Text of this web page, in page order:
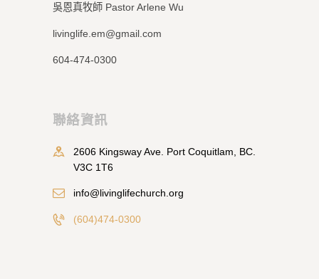
吳恩真牧師 Pastor Arlene Wu
livinglife.em@gmail.com
604-474-0300
聯絡資訊
2606 Kingsway Ave. Port Coquitlam, BC.
V3C 1T6
info@livinglifechurch.org
(604)474-0300